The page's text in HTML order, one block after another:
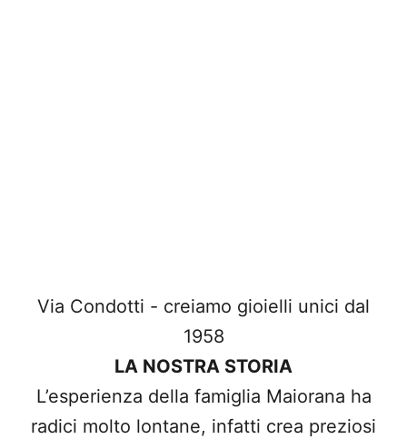
Via Condotti - creiamo gioielli unici dal
1958
LA NOSTRA STORIA
L’esperienza della famiglia Maiorana ha
radici molto lontane, infatti crea preziosi